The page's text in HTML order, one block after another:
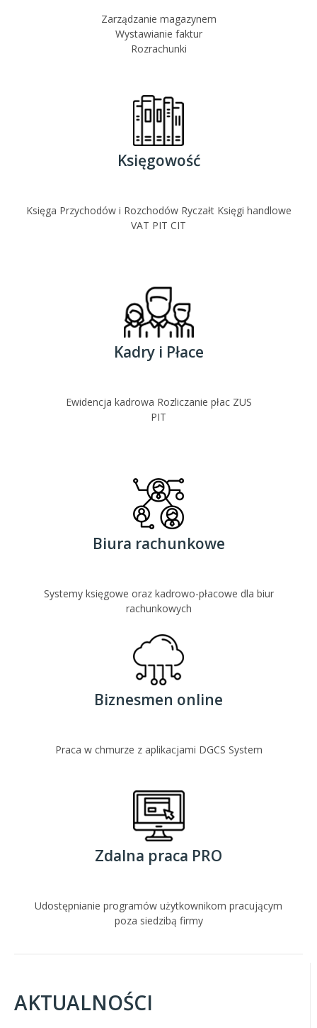
Zarządzanie magazynem
Wystawianie faktur
Rozrachunki
Księgowość
Księga Przychodów i Rozchodów Ryczałt Księgi handlowe
VAT PIT CIT
Kadry i Płace
Ewidencja kadrowa Rozliczanie płac ZUS
PIT
Biura rachunkowe
Systemy księgowe oraz kadrowo-płacowe dla biur
rachunkowych
Biznesmen online
Praca w chmurze z aplikacjami DGCS System
Zdalna praca PRO
Udostępnianie programów użytkownikom pracującym
poza siedzibą firmy
AKTUALNOŚCI